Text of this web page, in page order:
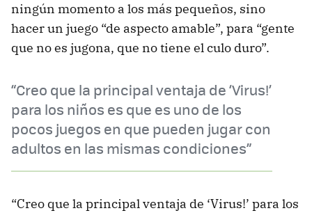
ningún momento a los más pequeños, sino
hacer un juego “de aspecto amable”, para “gente
que no es jugona, que no tiene el culo duro”.
“Creo que la principal ventaja de ‘Virus!’
para los niños es que es uno de los
pocos juegos en que pueden jugar con
adultos en las mismas condiciones”
“Creo que la principal ventaja de ‘Virus!’ para los